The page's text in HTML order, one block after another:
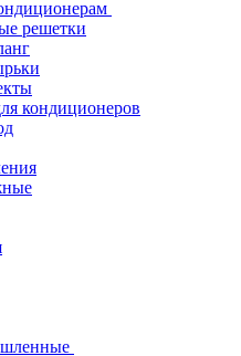
решетки
кондиционеров